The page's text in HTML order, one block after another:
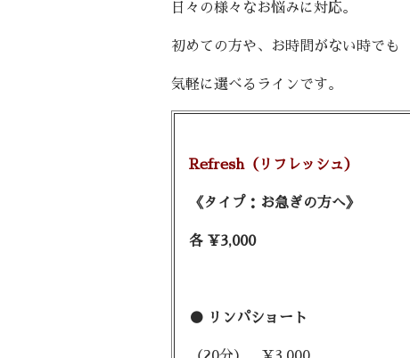
日々の様々なお悩みに対応。
初めての方や、お時間がない時でも
気軽に選べるラインです。
Refresh（リフレッシュ）
《タイプ：お急ぎの方へ》
各 ¥3,000
● リンパショート